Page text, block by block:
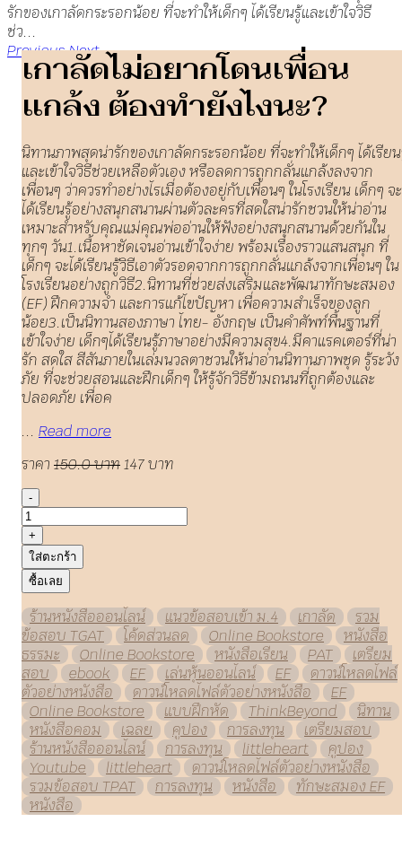
PreviousNext
เกาลัดไม่อยากโดนเพื่อน
แกล้ง ต้องทำยังไงนะ?
นิทานภาพสุดน่ารักของเกาลัดกระรอกน้อย ที่จะทำให้เด็กๆ ได้เรีย
และเข้าใจวิธีช่วยเหลือตัวเอง หรือลดการถูกกลั่นแกล้งลงจาก
เพื่อนๆ ว่าควรทำอย่างไรเมื่อต้องอยู่กับเพื่อนๆ ในโรงเรียน เด็กๆ จะ
ได้เรียนรู้อย่างสนุกสนานผ่านตัวละครที่สดใสน่ารักชวนให้น่าอ่าน
เหมาะสำหรับคุณแม่คุณพ่ออ่านให้ฟังอย่างสนุกสนานด้วยกันใน
ทุกๆ วัน1.เนื้อหาชัดเจนอ่านเข้าใจง่าย พร้อมเรื่องราวแสนสนุก ที่
เด็กๆ จะได้เรียนรู้วิธีเอาตัวรอดจากการถูกกลั่นแกล้งจากเพื่อนๆ ใน
โรงเรียนอย่างถูกวิธี2.นิทานที่ช่วยส่งเสริมและพัฒนาทักษะสมอง
(EF) ฝึกความจำ และการแก้ไขปัญหา เพื่อความสำเร็จของลูก
น้อย3.เป็นนิทานสองภาษา ไทย- อังกฤษ เป็นคำศัพท์พื้นฐานที่
เข้าใจง่าย เด็กๆได้เรียนรู้ภาษาอย่างมีความสุข4.มีคาแรคเตอร์ที่น่า
รัก สดใส สีสันภายในเล่มนวลตาชวนให้น่าอ่านนิทานภาพชุด รู้ระวัง
ภัย ที่จะช่วยสอนและฝึกเด็กๆ ให้รู้จักวิธีข้ามถนนที่ถูกต้องและ
ปลอดภัย เพื่อค
... Read more
ราคา 150.0 บาท147 บาท
-
+
ใส่ตะกร้า
ซื้อเลย
ร้านหนังสือออนไลน์ แนวข้อสอบเข้า ม.4 เกาลัด
รวม
ข้อสอบ TGAT
โค้ดส่วนลด Online Bookstore
หนังสือ
ธรรมะ
Online Bookstore หนังสือเรียน PAT
เตรียม
สอบ
ebook EF เล่นหุ้นออนไลน์ EF
ดาวน์โหลดไฟล์
ตัวอย่างหนังสือ
ดาวน์โหลดไฟล์ตัวอย่างหนังสือ
EF
Online Bookstore
แบบฝึกหัด ThinkBeyond
นิทาน
หนังสือคอม
เฉลย คูปอง การลงทุน
เตรียมสอบ
ร้านหนังสือออนไลน์
การลงทุน littleheart
คูปอง
Youtube
littleheart
ดาวน์โหลดไฟล์ตัวอย่างหนังสือ
รวมข้อสอบ TPAT
การลงทุน หนังสือ
ทักษะสมอง EF
หนังสือ